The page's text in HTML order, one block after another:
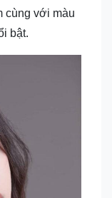
cùng với màu
bật.